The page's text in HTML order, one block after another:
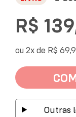
R$
ou 2x de R$
Outras